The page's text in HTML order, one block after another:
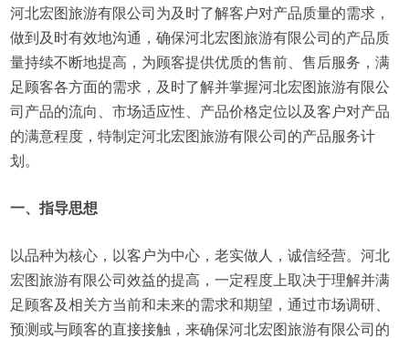
河北宏图旅游有限公司为及时了解客户对产品质量的需求，
做到及时有效地沟通，确保河北宏图旅游有限公司的产品质
量持续不断地提高，为顾客提供优质的售前、售后服务，满
足顾客各方面的需求，及时了解并掌握河北宏图旅游有限公
司产品的流向、市场适应性、产品价格定位以及客户对产品
的满意程度，特制定河北宏图旅游有限公司的产品服务计
划。
一、指导思想
以品种为核心，以客户为中心，老实做人，诚信经营。河北
宏图旅游有限公司效益的提高，一定程度上取决于理解并满
足顾客及相关方当前和未来的需求和期望，通过市场调研、
预测或与顾客的直接接触，来确保河北宏图旅游有限公司的